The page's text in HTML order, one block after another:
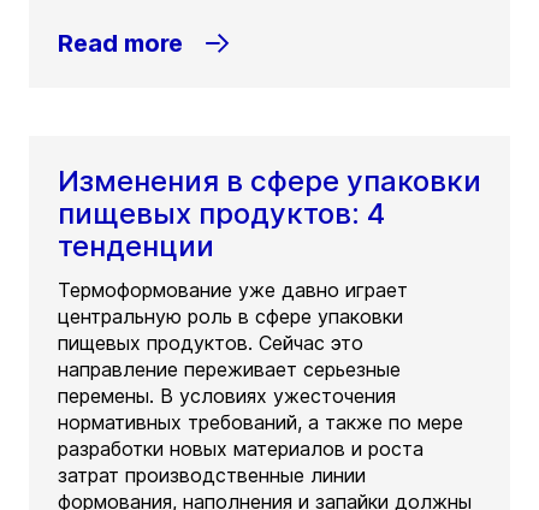
Read more
Изменения в сфере упаковки
пищевых продуктов: 4
тенденции
Термоформование уже давно играет
центральную роль в сфере упаковки
пищевых продуктов. Сейчас это
направление переживает серьезные
перемены. В условиях ужесточения
нормативных требований, а также по мере
разработки новых материалов и роста
затрат производственные линии
формования, наполнения и запайки должны